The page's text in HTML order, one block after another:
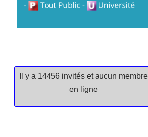
Il y a 14456 invités et aucun membre
en ligne